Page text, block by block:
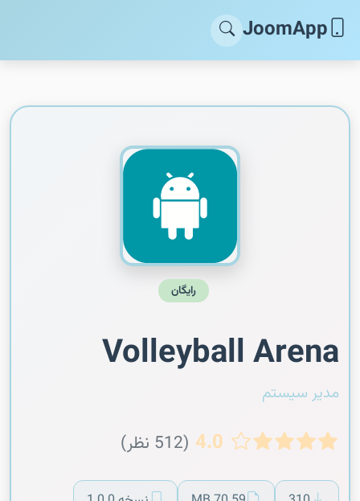
JoomApp
رایگان
Volleyball Arena
مدیر سیستم
4.0 (512 نظر)